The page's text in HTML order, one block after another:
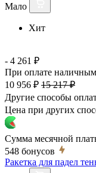
Мало
Хит
- 4 261 ₽
При оплате
10 956 ₽ 15 217 ₽
Другие способы
Цена при других
Сумма месячной
548 бонусов
Ракетка для падел